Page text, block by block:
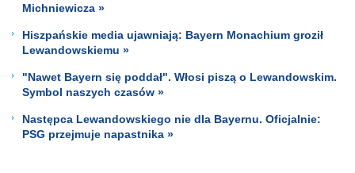
Michniewicza »
Hiszpańskie media ujawniają: Bayern Monachium groził
Lewandowskiemu »
"Nawet Bayern się poddał". Włosi piszą o Lewandowskim.
Symbol naszych czasów »
Następca Lewandowskiego nie dla Bayernu. Oficjalnie:
PSG przejmuje napastnika »